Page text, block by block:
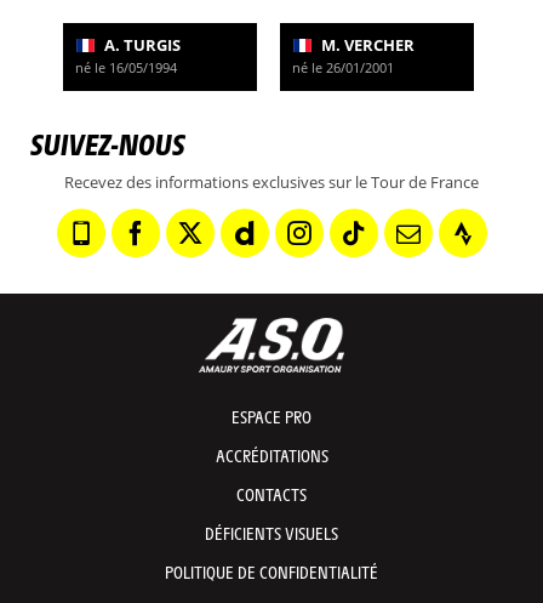
A. TURGIS
né le 16/05/1994
M. VERCHER
né le 26/01/2001
SUIVEZ-NOUS
Recevez des informations exclusives sur le Tour de France
ESPACE PRO
ACCRÉDITATIONS
CONTACTS
DÉFICIENTS VISUELS
POLITIQUE DE CONFIDENTIALITÉ